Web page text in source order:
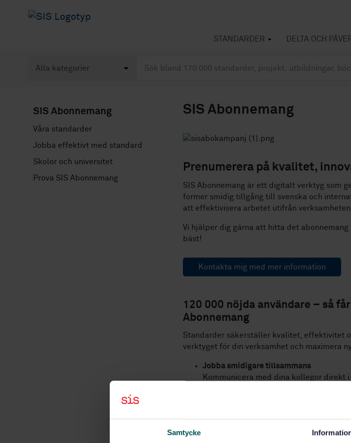
Samtycke
STANDARDER DELTA OCH
SIS Abonnemang
Våra standarder
Jobba effektivt med standard
Skolor och universitet
Prova SIS Abonnemang
SIS Abonnemang
Prenumerera på kvalitet,
SIS Abonnemang är ett digitalt verktyg som
former smidig tillgång till svenska och
att effektivisera arbetet utifrån
Vi hjälper dig gärna att hitta det
bäst!
Kontakta mig med mer information
120 000 nöjda användare – så
Abonnemang
Standarder säkerställer kvalitet, effektivitet
verktyget för din verksamhet och maximera
Jobba smidigare tillsammans
Kommunicera med dina kollegor direkt
Mejlnotis vid varje uppdatering